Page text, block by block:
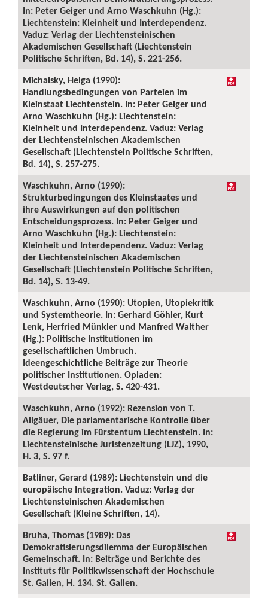
In: Peter Geiger und Arno Waschkuhn (Hg.):
Liechtenstein: Kleinheit und Interdependenz.
Vaduz: Verlag der Liechtensteinischen
Akademischen Gesellschaft (Liechtenstein
Politische Schriften, Bd. 14), S. 221-256.
Michalsky, Helga (1990):
Handlungsbedingungen von Parteien im
Kleinstaat Liechtenstein. In: Peter Geiger und
Arno Waschkuhn (Hg.): Liechtenstein:
Kleinheit und Interdependenz. Vaduz: Verlag
der Liechtensteinischen Akademischen
Gesellschaft (Liechtenstein Politische Schriften,
Bd. 14), S. 257-275.
Waschkuhn, Arno (1990):
Strukturbedingungen des Kleinstaates und
ihre Auswirkungen auf den politischen
Entscheidungsprozess. In: Peter Geiger und
Arno Waschkuhn (Hg.): Liechtenstein:
Kleinheit und Interdependenz. Vaduz: Verlag
der Liechtensteinischen Akademischen
Gesellschaft (Liechtenstein Politische Schriften,
Bd. 14), S. 13-49.
Waschkuhn, Arno (1990): Utopien, Utopiekritik
und Systemtheorie. In: Gerhard Göhler, Kurt
Lenk, Herfried Münkler und Manfred Walther
(Hg.): Politische Institutionen im
gesellschaftlichen Umbruch.
Ideengeschichtliche Beiträge zur Theorie
politischer Institutionen. Opladen:
Westdeutscher Verlag, S. 420-431.
Waschkuhn, Arno (1992): Rezension von T.
Allgäuer, Die parlamentarische Kontrolle über
die Regierung im Fürstentum Liechtenstein. In:
Liechtensteinische Juristenzeitung (LJZ), 1990,
H. 3, S. 97 f.
Batliner, Gerard (1989): Liechtenstein und die
europäische Integration. Vaduz: Verlag der
Liechtensteinischen Akademischen
Gesellschaft (Kleine Schriften, 14).
Bruha, Thomas (1989): Das
Demokratisierungsdilemma der Europäischen
Gemeinschaft. In: Beiträge und Berichte des
Instituts für Politikwissenschaft der Hochschule
St. Gallen, H. 134. St. Gallen.